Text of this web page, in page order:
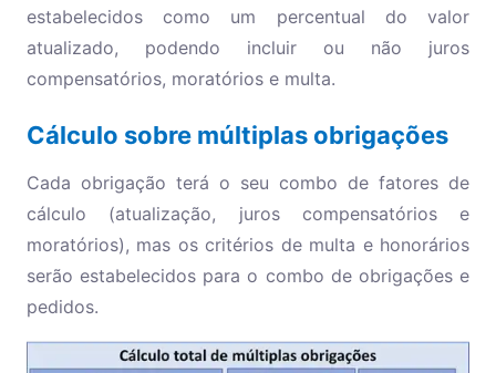
estabelecidos como um percentual do valor
atualizado, podendo incluir ou não juros
compensatórios, moratórios e multa.
Cálculo sobre múltiplas obrigações
Cada obrigação terá o seu combo de fatores de
cálculo (atualização, juros compensatórios e
moratórios), mas os critérios de multa e honorários
serão estabelecidos para o combo de obrigações e
pedidos.